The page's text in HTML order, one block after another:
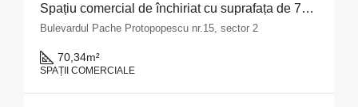
Spațiu comercial de închiriat cu suprafața de 70,34 mp situat în Municipiul București, Bulevardul Pache Protopopescu, nr. 15, sector 2
Bulevardul Pache Protopopescu nr.15, sector 2
70,34m²
SPAȚII COMERCIALE